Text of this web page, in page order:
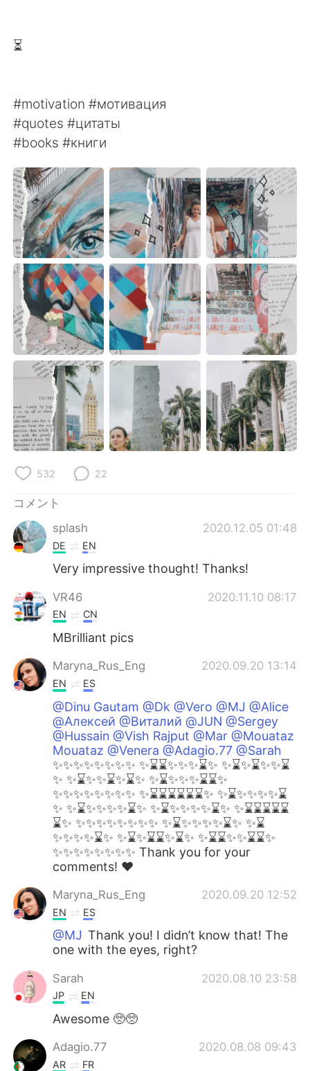
⏳
#motivation #мотивация
#quotes #цитаты
#books #книги
532 22
コメント
splash
2020.12.05 01:48
DE EN
Very impressive thought! Thanks!
VR46 2020.11.10 08:17
EN CN
MBrilliant pics
Maryna_Rus_Eng 2020.09.20 13:14
EN ES
@Dinu Gautam @Dk @Vero @MJ @Alice
@Алексей @Виталий @JUN @Sergey
@Hussain @Vish Rajput @Mar @Mouataz
Mouataz @Venera @Adagio.77 @Sarah
✨✨✨✨✨✨✨✨ ✨⌛️⌛️✨✨✨⌛️✨ ✨⌛️✨⌛️✨✨⌛️
✨ ✨⌛️✨✨⌛️✨⌛️✨ ✨⌛️✨✨✨⌛️⌛️✨
✨✨✨✨✨✨✨✨ ✨⌛️⌛️⌛️⌛️⌛️⌛️✨ ✨⌛️✨✨✨✨⌛️
✨ ✨⌛️✨✨✨✨⌛️✨ ✨⌛️✨✨✨✨⌛️✨ ✨⌛️⌛️⌛️⌛️⌛️
⌛️✨ ✨✨✨✨✨✨✨✨ ✨⌛️✨✨✨✨⌛️✨ ✨⌛️
✨✨✨✨⌛️✨ ✨⌛️✨⌛️⌛️✨⌛️✨ ✨⌛️⌛️✨✨⌛️⌛️✨
✨✨✨✨✨✨✨✨ Thank you for your
comments! ❤️
Maryna_Rus_Eng 2020.09.20 12:52
EN ES
@MJ Thank you! I didn’t know that! The
one with the eyes, right?
Sarah 2020.08.10 23:58
JP EN
Awesome 🥺🥺
Adagio.77 2020.08.08 09:43
AR FR